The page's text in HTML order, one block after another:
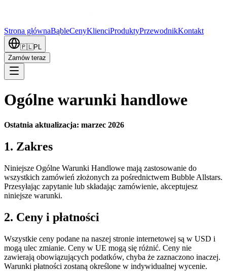
Strona głównaBąbleCenyKlienciProduktyPrzewodnikKontakt
🇵🇱PL
Zamów teraz
Ogólne warunki handlowe
Ostatnia aktualizacja: marzec 2026
1. Zakres
Niniejsze Ogólne Warunki Handlowe mają zastosowanie do
wszystkich zamówień złożonych za pośrednictwem Bubble Allstars.
Przesyłając zapytanie lub składając zamówienie, akceptujesz
niniejsze warunki.
2. Ceny i płatności
Wszystkie ceny podane na naszej stronie internetowej są w USD i
mogą ulec zmianie. Ceny w UE mogą się różnić. Ceny nie
zawierają obowiązujących podatków, chyba że zaznaczono inaczej.
Warunki płatności zostaną określone w indywidualnej wycenie.